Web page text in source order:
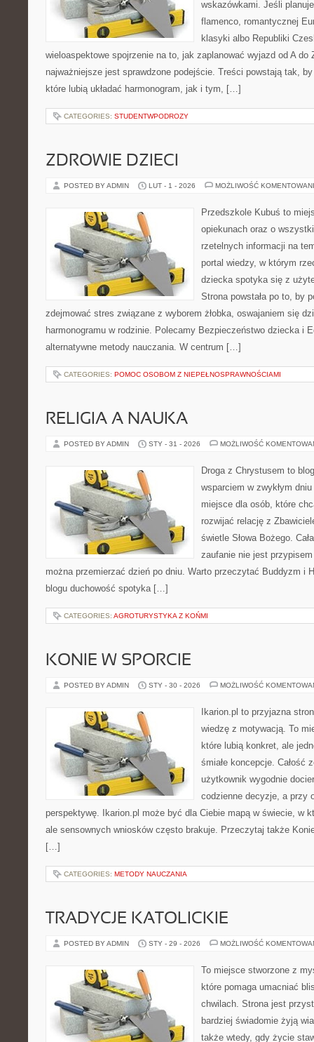
wskazówkami. Jeśli
flamenco, romantycznej
klasyki albo Republiki
wieloaspektowe spojrzenie na to, jak zaplanować wyjazd od A do
najważniejsze jest sprawdzone podejście. Treści powstają tak,
które lubią układać harmonogram, jak i tym, […]
CATEGORIES: STUDENTWPODROZY
ZDROWIE DZIECI
POSTED BY ADMIN LUT - 1 - 2026 MOŻLIWOŚĆ
Przedszkole Kubuś to
opiekunach oraz o
rzetelnych informacji na
portal wiedzy, w którym
dziecka spotyka się z
Strona powstała po to, by
zdejmować stres związane z wyborem żłobka, oswajaniem się
harmonogramu w rodzinie. Polecamy Bezpieczeństwo dziecka i
alternatywne metody nauczania. W centrum […]
CATEGORIES: POMOC OSOBOM Z NIEPEŁNOSPRAWNOŚCIAMI
RELIGIA A NAUKA
POSTED BY ADMIN STY - 31 - 2026 MOŻLIWOŚĆ
Droga z Chrystusem to
wsparciem w zwykłym
miejsce dla osób, które
rozwijać relację z
świetle Słowa Bożego.
zaufanie nie jest
można przemierzać dzień po dniu. Warto przeczytać Buddyzm i
blogu duchowość spotyka […]
CATEGORIES: AGROTURYSTYKA Z KOŃMI
KONIE W SPORCIE
POSTED BY ADMIN STY - 30 - 2026 MOŻLIWOŚĆ
Ikarion.pl to przyjazna
wiedzę z motywacją. To
które lubią konkret, ale
śmiałe koncepcje. Całość
użytkownik wygodnie
codzienne decyzje, a przy
perspektywę. Ikarion.pl może być dla Ciebie mapą w świecie, w
ale sensownych wniosków często brakuje. Przeczytaj także
[…]
CATEGORIES: METODY NAUCZANIA
TRADYCJE KATOLICKIE
POSTED BY ADMIN STY - 29 - 2026 MOŻLIWOŚĆ
To miejsce stworzone z
które pomaga umacniać
chwilach. Strona jest
bardziej świadomie żyją
także wtedy, gdy życie